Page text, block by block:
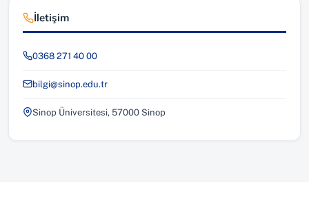
İletişim
0368 271 40 00
bilgi@sinop.edu.tr
Sinop Üniversitesi, 57000 Sinop